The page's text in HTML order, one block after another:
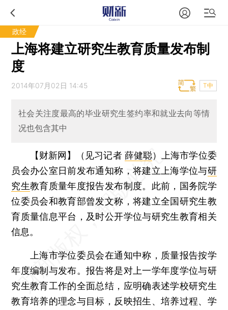
政经
上海将建立研究生教育质量发布制
度
2014年07月02日 14:45 T中
社会关注度最高的毕业研究生签约率和就业去向等情
况也包含其中
【财新网】（见习记者 薛健聪）
上海市学位委
员会办公室日前发布通知称，将建立上海学位与研
究生教育质量年度报告发布制度。此前，国务院学
位委员会和教育部曾发文称，将建立全国研究生教
育质量信息平台，及时公开学位与研究生教育相关
信息。
上海市学位委员会在通知中称，质量报告按学
年度编制与发布。报告将是对上一学年度学位与研
究生教育工作的全面总结，应明确表述学校研究生
教育培养的理念与目标，反映招生、培养过程、学